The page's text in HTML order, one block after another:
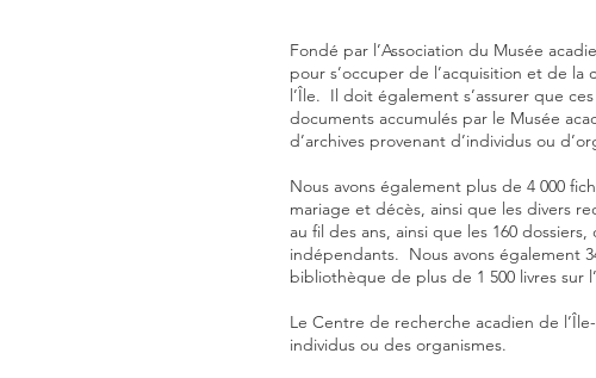
Fondé par l’Association du Musée
pour s’occuper de l’acquisition et de
l’Île. Il doit également s’assurer que
documents accumulés par le Musée
d’archives provenant d’individus ou
Nous avons également plus de 4 000
mariage et décès, ainsi que les divers
au fil des ans, ainsi que les 160
indépendants. Nous avons également
bibliothèque de plus de 1 500 livres sur
Le Centre de recherche acadien de
individus ou des organismes.